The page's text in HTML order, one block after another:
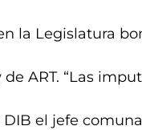
la Legislatura
ART. “Las
el jefe